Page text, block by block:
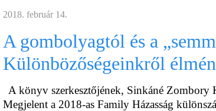
2018. február 14.
A gombolyagtól és a
Különbözőségeinkről
A könyv szerkesztőjének, Sinkáné Zombory
Megjelent a 2018-as Family Házasság